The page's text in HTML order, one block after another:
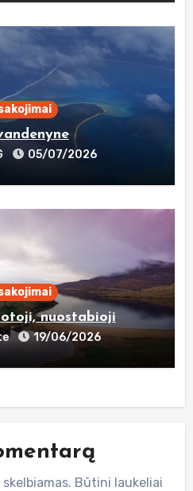
05/07/2026
nuostabioji
19/06/2026
Būtini laukeliai